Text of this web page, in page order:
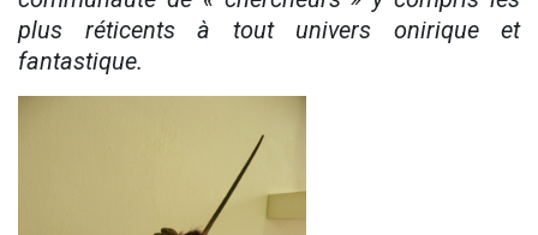
plus réticents à tout univers onirique et
fantastique.